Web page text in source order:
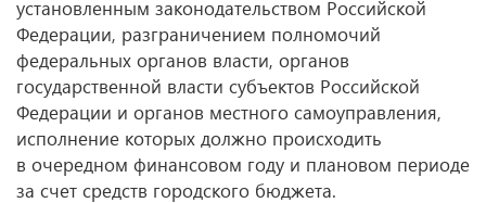
установленным законодательством Российской
Федерации, разграничением полномочий
федеральных органов власти, органов
государственной власти субъектов Российской
Федерации и органов местного самоуправления,
исполнение которых должно происходить
в очередном финансовом году и плановом периоде
за счет средств городского бюджета.